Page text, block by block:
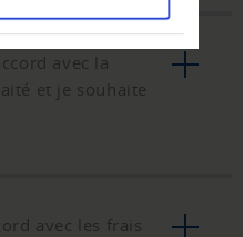
avec la
et je souhaite
avec les frais